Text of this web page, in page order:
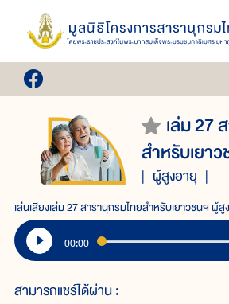
เล่ม 27
สำหรับเยา
ผู้สูงอายุ
เล่นเสียงเล่ม 27 สารานุกรมไทยสำหรับเยาวชนฯ ผู้สู
00:00
สามารถแชร์ได้ผ่าน :